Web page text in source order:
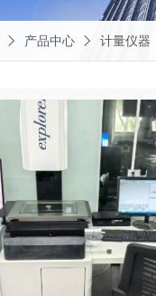
产品中心 计量仪器